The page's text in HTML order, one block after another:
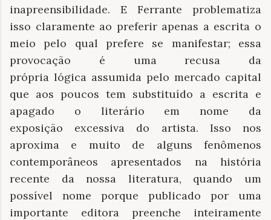
inapreensibilidade. E Ferrante problematiza
isso claramente ao preferir apenas a escrita o
meio pelo qual prefere se manifestar; essa
provocação é uma recusa da
própria lógica assumida pelo mercado capital
que aos poucos tem substituído a escrita e
apagado o literário em nome da
exposição excessiva do artista. Isso nos
aproxima e muito de alguns fenômenos
contemporâneos apresentados na história
recente da nossa literatura, quando um
possível nome porque publicado por uma
importante editora preenche inteiramente